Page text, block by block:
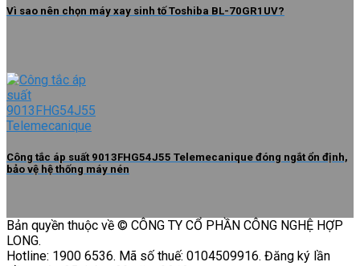
Vì sao nên chọn máy xay sinh tố Toshiba BL-70GR1UV?
Công tắc áp suất 9013FHG54J55 Telemecanique đóng ngắt ổn định,
bảo vệ hệ thống máy nén
Bản quyền thuộc về © CÔNG TY CỔ PHẦN CÔNG NGHỆ HỢP
LONG.
Hotline: 1900 6536. Mã số thuế: 0104509916. Đăng ký lần